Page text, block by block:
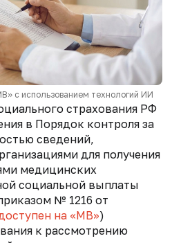
с использованием технологий ИИ
страхования РФ
в Порядок контроля за
сведений,
для получения
медицинских
социальной выплаты
№ 1216 от
на «МВ»)
к рассмотрению